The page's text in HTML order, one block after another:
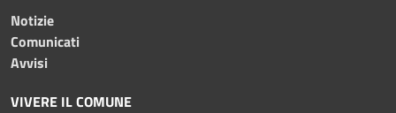
Notizie
Comunicati
Avvisi
VIVERE IL COMUNE